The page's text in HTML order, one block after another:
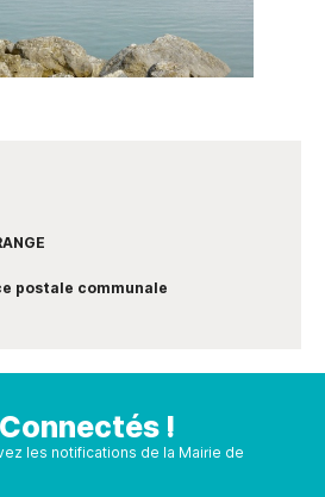
postale communale
!
les notifications de la Mairie de